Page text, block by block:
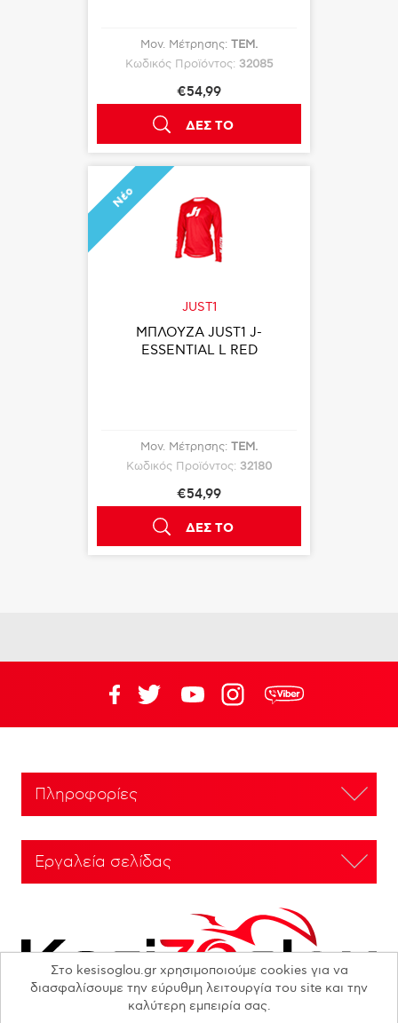
Μον. Μέτρησης: ΤΕΜ.
Κωδικός Προϊόντος: 32085
€54,99
ΔΕΣ ΤΟ
Νέο
JUST1
ΜΠΛΟΥΖΑ JUST1 J-
ESSENTIAL L RED
Μον. Μέτρησης: ΤΕΜ.
Κωδικός Προϊόντος: 32180
€54,99
ΔΕΣ ΤΟ
Πληροφορίες
Εργαλεία σελίδας
Στο kesisoglou.gr χρησιμοποιούμε cookies για να
διασφαλίσουμε την εύρυθμη λειτουργία του site και την
καλύτερη εμπειρία σας.